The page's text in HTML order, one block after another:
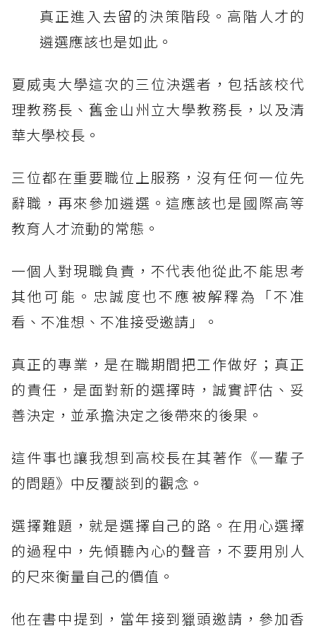
真正進入去留的決策階段。高階人才的
遴選應該也是如此。
夏威夷大學這次的三位決選者，包括該校代
理教務長、舊金山州立大學教務長，以及清
華大學校長。
三位都在重要職位上服務，沒有任何一位先
辭職，再來參加遴選。這應該也是國際高等
教育人才流動的常態。
一個人對現職負責，不代表他從此不能思考
其他可能。忠誠度也不應被解釋為「不准
看、不准想、不准接受邀請」。
真正的專業，是在職期間把工作做好；真正
的責任，是面對新的選擇時，誠實評估、妥
善決定，並承擔決定之後帶來的後果。
這件事也讓我想到高校長在其著作《一輩子
的問題》中反覆談到的觀念。
選擇難題，就是選擇自己的路。在用心選擇
的過程中，先傾聽內心的聲音，不要用別人
的尺來衡量自己的價值。
他在書中提到，當年接到獵頭邀請，參加香